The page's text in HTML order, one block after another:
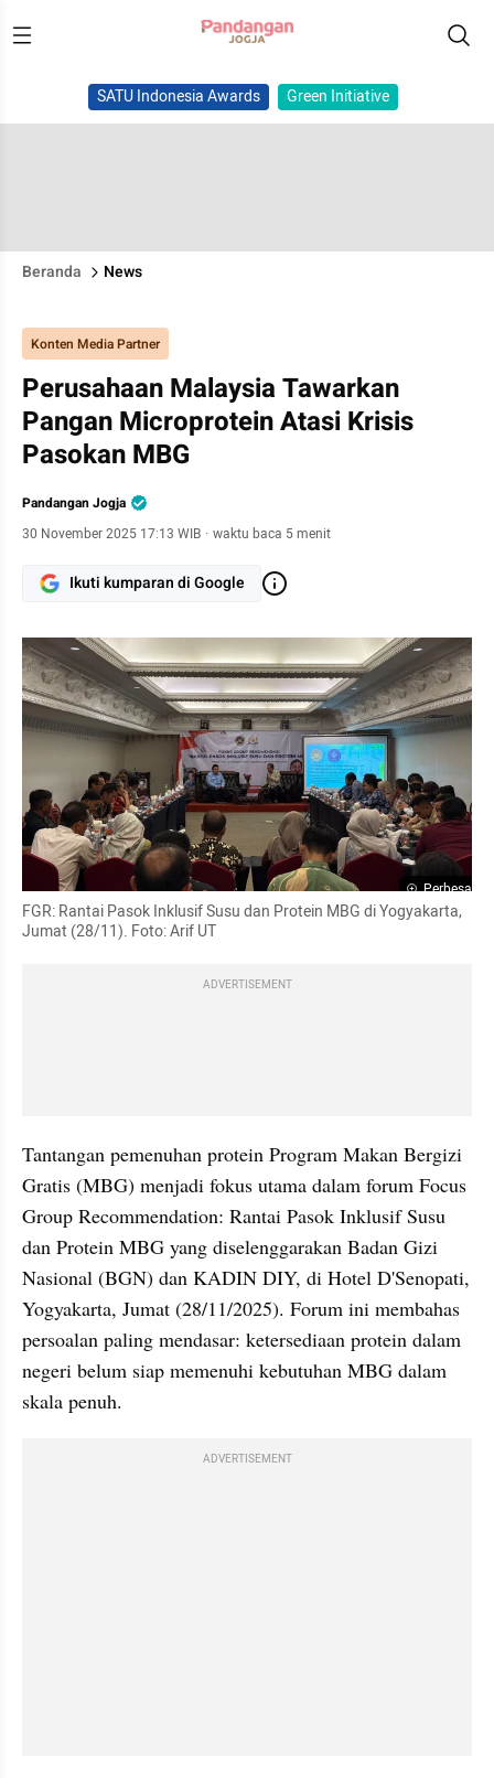
SATU Indonesia Awards Green Initiative
Beranda News
Konten Media Partner
Perusahaan Malaysia Tawarkan
Pangan Microprotein Atasi Krisis
Pasokan MBG
Pandangan Jogja
30 November 2025 17:13 WIB · waktu baca 5 menit
Ikuti kumparan di Google
Perbesar
FGR: Rantai Pasok Inklusif Susu dan Protein MBG di Yogyakarta,
Jumat (28/11). Foto: Arif UT
ADVERTISEMENT
Tantangan pemenuhan protein Program Makan Bergizi
Gratis (MBG) menjadi fokus utama dalam forum Focus
Group Recommendation: Rantai Pasok Inklusif Susu
dan Protein MBG yang diselenggarakan Badan Gizi
Nasional (BGN) dan KADIN DIY, di Hotel D'Senopati,
Yogyakarta, Jumat (28/11/2025). Forum ini membahas
persoalan paling mendasar: ketersediaan protein dalam
negeri belum siap memenuhi kebutuhan MBG dalam
skala penuh.
ADVERTISEMENT